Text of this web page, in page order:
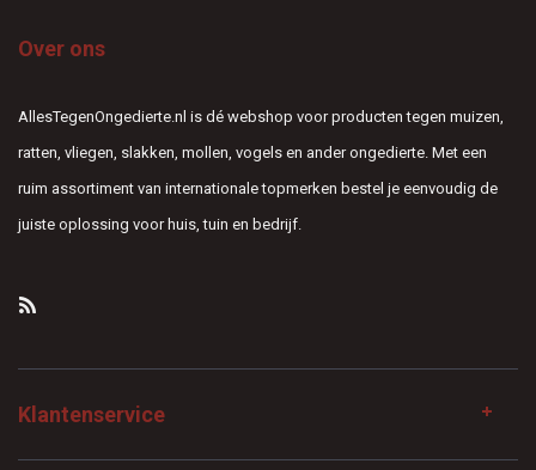
Over ons
AllesTegenOngedierte.nl is dé webshop voor producten tegen muizen,
ratten, vliegen, slakken, mollen, vogels en ander ongedierte. Met een
ruim assortiment van internationale topmerken bestel je eenvoudig de
juiste oplossing voor huis, tuin en bedrijf.
Klantenservice